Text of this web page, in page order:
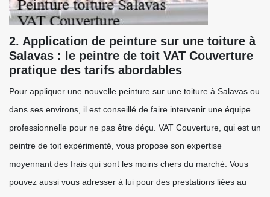
2. Application de peinture sur une toiture à
Salavas : le peintre de toit VAT Couverture
pratique des tarifs abordables
Pour appliquer une nouvelle peinture sur une toiture à Salavas ou
dans ses environs, il est conseillé de faire intervenir une équipe
professionnelle pour ne pas être déçu. VAT Couverture, qui est un
peintre de toit expérimenté, vous propose son expertise
moyennant des frais qui sont les moins chers du marché. Vous
pouvez aussi vous adresser à lui pour des prestations liées au